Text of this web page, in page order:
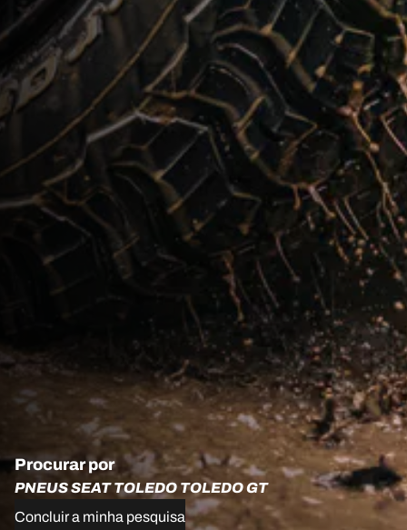
Procurar por
PNEUS SEAT TOLEDO TOLEDO GT
Concluir a minha pesquisa